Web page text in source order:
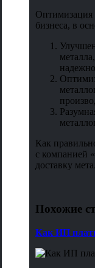
Оптимизация
бизнеса, в
Как
с компанией
доставку
Похожие
Как ИП